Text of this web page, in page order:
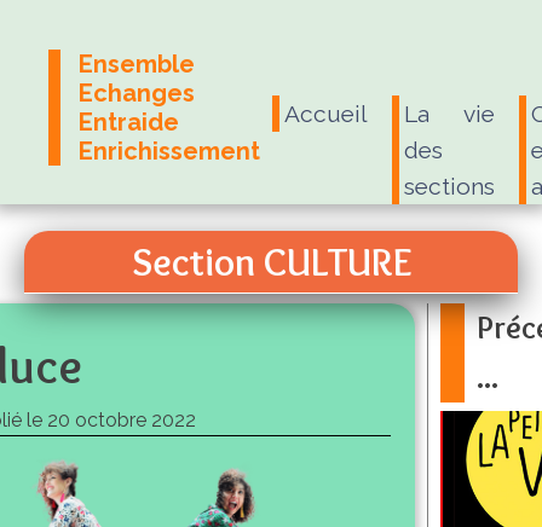
Ensemble
Echanges
Entraide
Enrichissement
Accueil
La vie
des
sections
Section CULTURE
le 20 octobre 2022
...